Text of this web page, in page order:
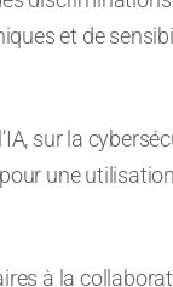
et de
sur la
une
à la